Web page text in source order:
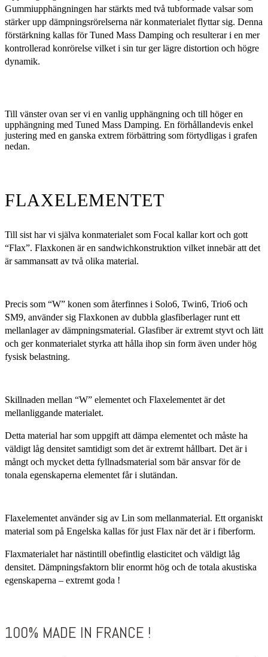
Gummiupphängningen har stärkts med två tubformade valsar som
stärker upp dämpningsrörelserna när konmaterialet flyttar sig. Denna
förstärkning kallas för Tuned Mass Damping och resulterar i en mer
kontrollerad konrörelse vilket i sin tur ger lägre distortion och högre
dynamik.
Till vänster ovan ser vi en vanlig upphängning och till höger en
upphängning med Tuned Mass Damping. En förhållandevis enkel
justering med en ganska extrem förbättring som förtydligas i grafen
nedan.
FLAXELEMENTET
Till sist har vi själva konmaterialet som Focal kallar kort och gott
“Flax”. Flaxkonen är en sandwichkonstruktion vilket innebär att det
är sammansatt av två olika material.
Precis som “W” konen som återfinnes i Solo6, Twin6, Trio6 och
SM9, använder sig Flaxkonen av dubbla glasfiberlager runt ett
mellanlager av dämpningsmaterial. Glasfiber är extremt styvt och lätt
och ger konmaterialet styrka att hålla ihop sin form även under hög
fysisk belastning.
Skillnaden mellan “W” elementet och Flaxelementet är det
mellanliggande materialet.
Detta material har som uppgift att dämpa elementet och måste ha
väldigt låg densitet samtidigt som det är extremt hållbart. Det är i
mångt och mycket detta fyllnadsmaterial som bär ansvar för de
tonala egenskaperna elementet får i slutändan.
Flaxelementet använder sig av Lin som mellanmaterial. Ett organiskt
material som på Engelska kallas för just Flax när det är i fiberform.
Flaxmaterialet har nästintill obefintlig elasticitet och väldigt låg
densitet. Dämpningsfaktorn blir enormt hög och de totala akustiska
egenskaperna – extremt goda !
100% MADE IN FRANCE !